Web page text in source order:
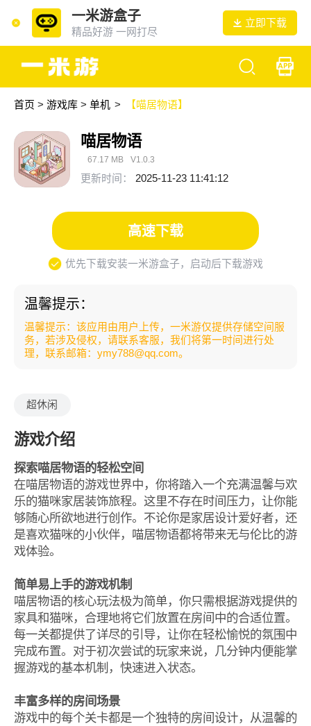
一米游盒子
精品好游 一网打尽
立即下载
首页 > 游戏库> 单机 > 【喵居物语】
喵居物语
67.17 MB V1.0.3
更新时间： 2025-11-23 11:41:12
高速下载
优先下载安装一米游盒子，启动后下载游戏
温馨提示：
温馨提示：该应用由用户上传，一米游仅提供存储空间服
务，若涉及侵权，请联系客服，我们将第一时间进行处
理，联系邮箱：ymy788@qq.com。
超休闲
游戏介绍
探索喵居物语的轻松空间
在喵居物语的游戏世界中，你将踏入一个充满温馨与欢
乐的猫咪家居装饰旅程。这里不存在时间压力，让你能
够随心所欲地进行创作。不论你是家居设计爱好者，还
是喜欢猫咪的小伙伴，喵居物语都将带来无与伦比的游
戏体验。
简单易上手的游戏机制
喵居物语的核心玩法极为简单，你只需根据游戏提供的
家具和猫咪，合理地将它们放置在房间中的合适位置。
每一关都提供了详尽的引导，让你在轻松愉悦的氛围中
完成布置。对于初次尝试的玩家来说，几分钟内便能掌
握游戏的基本机制，快速进入状态。
丰富多样的房间场景
游戏中的每个关卡都是一个独特的房间设计，从温馨的